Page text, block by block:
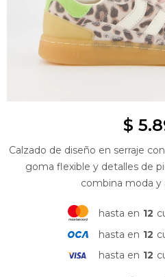
$
Calzado de diseño en serraje
goma flexible y detalles de
combina moda y
hasta en 12
hasta en 12
hasta en 12